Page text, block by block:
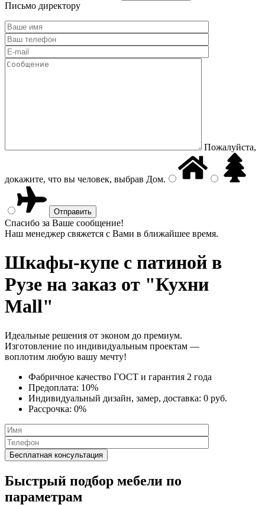
Письмо директору
Пожалуйста,
докажите, что вы человек, выбрав Дом.
Спасибо за Ваше сообщение!
Наш менеджер свяжется с Вами в ближайшее время.
Шкафы-купе с патиной в
Рузе на заказ от "Кухни
Mall"
Идеальные решения от эконом до премиум.
Изготовление по индивидуальным проектам —
воплотим любую вашу мечту!
Фабричное качество ГОСТ и гарантия 2 года
Предоплата: 10%
Индивидуальный дизайн, замер, доставка: 0 руб.
Рассрочка: 0%
Быстрый подбор мебели по
параметрам